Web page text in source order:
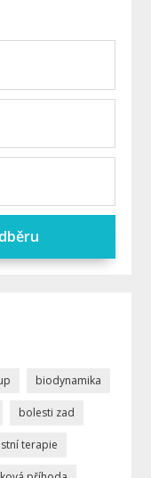
biodynamika
bolesti zad
terapie